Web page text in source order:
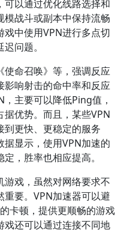
可以通过优化线路选择和
战斗或副本中保持流畅
中使用VPN进行多点切
问题。
使命召唤》等，强调反应
影响射击的命中率和反应
主要可以降低Ping值，
优势。而且，某些VPN
到更快、更稳定的服务
显示，使用VPN加速的
，胜率也相应提高。
戏，虽然对网络要求不
要。VPN加速器可以避
卡顿，提供更顺畅的游戏
戏还可以通过连接不同地